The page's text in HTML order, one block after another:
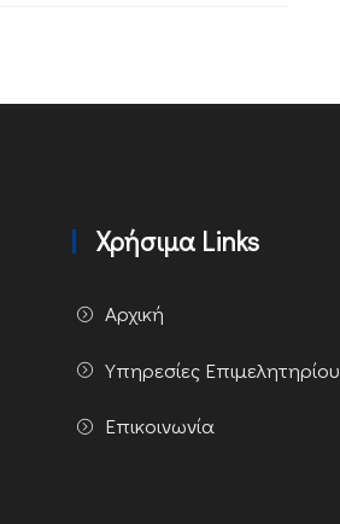
Χρήσιμα Links
Αρχική
Υπηρεσίες Επιμελητηρίου
Επικοινωνία